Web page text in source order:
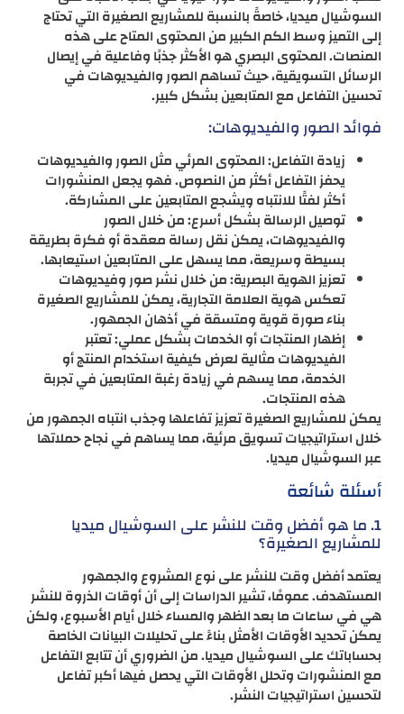
السوشيال ميديا، خاصةً بالنسبة للمشاريع الصغيرة التي تحتاج
إلى التميز وسط الكم الكبير من المحتوى المتاح على هذه
المنصات. المحتوى البصري هو الأكثر جذبًا وفاعلية في إيصال
الرسائل التسويقية، حيث تساهم الصور والفيديوهات في
تحسين التفاعل مع المتابعين بشكل كبير.
فوائد الصور والفيديوهات:
زيادة التفاعل: المحتوى المرئي مثل الصور والفيديوهات
يحفز التفاعل أكثر من النصوص. فهو يجعل المنشورات
أكثر لفتًا للانتباه ويشجع المتابعين على المشاركة.
توصيل الرسالة بشكل أسرع: من خلال الصور
والفيديوهات، يمكن نقل رسالة معقدة أو فكرة بطريقة
بسيطة وسريعة، مما يسهل على المتابعين استيعابها.
تعزيز الهوية البصرية: من خلال نشر صور وفيديوهات
تعكس هوية العلامة التجارية، يمكن للمشاريع الصغيرة
بناء صورة قوية ومتسقة في أذهان الجمهور.
إظهار المنتجات أو الخدمات بشكل عملي: تعتبر
الفيديوهات مثالية لعرض كيفية استخدام المنتج أو
الخدمة، مما يسهم في زيادة رغبة المتابعين في تجربة
هذه المنتجات.
يمكن للمشاريع الصغيرة تعزيز تفاعلها وجذب انتباه الجمهور من
خلال استراتيجيات تسويق مرئية، مما يساهم في نجاح حملاتها
عبر السوشيال ميديا.
أسئلة شائعة
1. ما هو أفضل وقت للنشر على السوشيال ميديا
للمشاريع الصغيرة؟
يعتمد أفضل وقت للنشر على نوع المشروع والجمهور
المستهدف. عمومًا، تشير الدراسات إلى أن أوقات الذروة للنشر
هي في ساعات ما بعد الظهر والمساء خلال أيام الأسبوع، ولكن
يمكن تحديد الأوقات الأمثل بناءً على تحليلات البيانات الخاصة
بحساباتك على السوشيال ميديا. من الضروري أن تتابع التفاعل
مع المنشورات وتحلل الأوقات التي يحصل فيها أكبر تفاعل
لتحسين استراتيجيات النشر.